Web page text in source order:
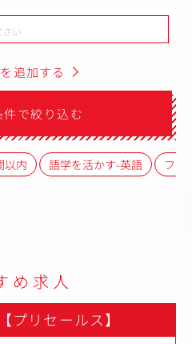
追加する
で絞り込む
以内 語学を活かす-英語 フレ
め求人
【プリセールス】